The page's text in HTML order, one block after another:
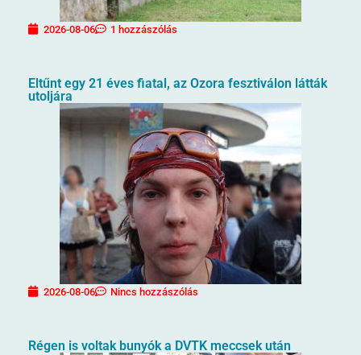
2026-08-06 1 hozzászólás
Eltűnt egy 21 éves fiatal, az Ozora fesztiválon látták
utoljára
2026-08-06 Nincs hozzászólás
Régen is voltak bunyók a DVTK meccsek után